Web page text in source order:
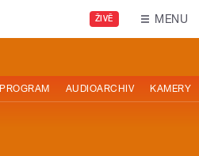
ŽIVĚ MENU
PROGRAM AUDIOARCHIV KAMERY